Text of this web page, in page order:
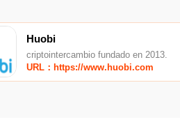
Huobi
criptointercambio fundado en 2013.
URL：https://www.huobi.com